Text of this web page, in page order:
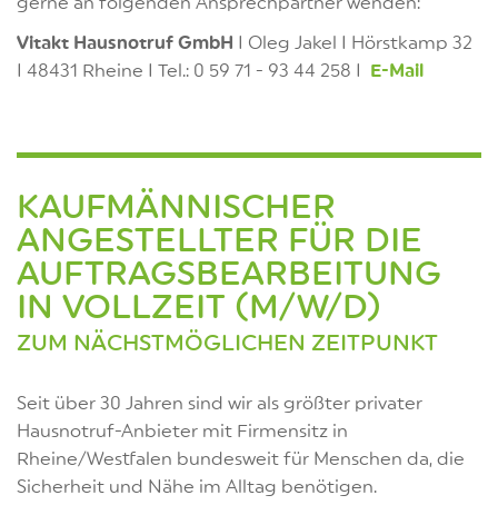
gerne an folgenden Ansprechpartner wenden:
Vitakt Hausnotruf GmbH
I Oleg Jakel I Hörstkamp 32
I 48431 Rheine I Tel.: 0 59 71 - 93 44 258 I E-Mai
KAUFMÄNNISCHER
ANGESTELLTER FÜR DIE
AUFTRAGSBEARBEITUNG
IN VOLLZEIT (M/W/D)
ZUM NÄCHSTMÖGLICHEN ZEITPUNKT
Seit über 30 Jahren sind wir als größter privater
Hausnotruf-Anbieter mit Firmensitz in
Rheine/Westfalen bundesweit für Menschen da, die
Sicherheit und Nähe im Alltag benötigen.